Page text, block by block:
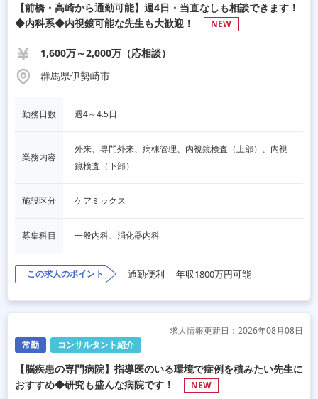
【前橋・高崎から通勤可能】週4日・当直なしも相談できます！
◆内科系◆内視鏡可能な先生も大歓迎！
NEW
1,600万～2,000万（応相談）
群馬県伊勢崎市
勤務日数 週4～4.5日
業務内容
外来、専門外来、病棟管理、内視鏡検査（上部）、内視
鏡検査（下部）
施設区分 ケアミックス
募集科目 一般内科、消化器内科
この求人のポイント 通勤便利 年収1800万円可能
常勤 コンサルタント紹介
求人情報更新日：2026年08月08日
【脳疾患の専門病院】指導医のいる環境で症例を積みたい先生に
おすすめ◆研究も盛んな病院です！
NEW